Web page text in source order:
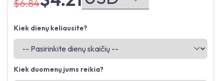
$6.84
Kiek dienų keliausite?
Kiek duomenų jums reikia?